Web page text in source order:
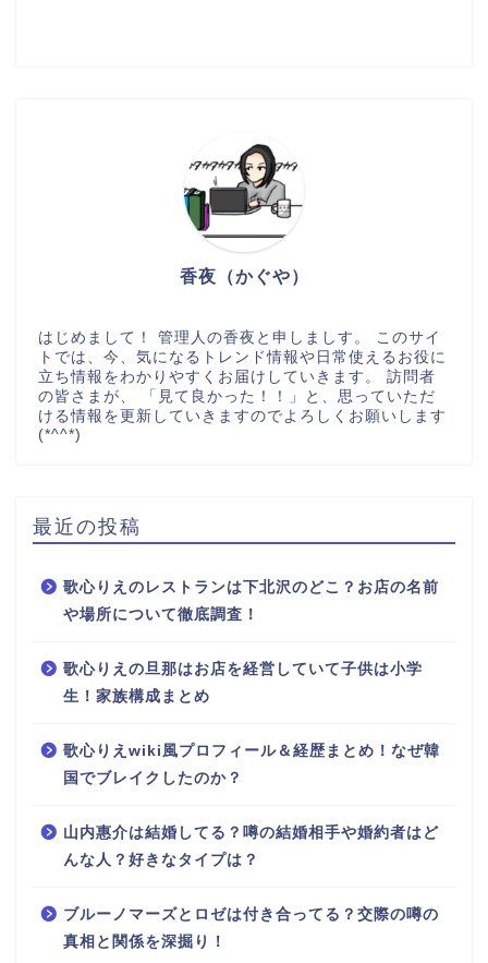
香夜（かぐや）
はじめまして！ 管理人の香夜と申しましす。 このサイ
トでは、今、気になるトレンド情報や日常使えるお役に
立ち情報をわかりやすくお届けしていきます。 訪問者
の皆さまが、 「見て良かった！！」と、思っていただ
ける情報を更新していきますのでよろしくお願いします
(*^^*)
最近の投稿
歌心りえのレストランは下北沢のどこ？お店の名前
や場所について徹底調査！
歌心りえの旦那はお店を経営していて子供は小学
生！家族構成まとめ
歌心りえwiki風プロフィール＆経歴まとめ！なぜ韓
国でブレイクしたのか？
山内惠介は結婚してる？噂の結婚相手や婚約者はど
んな人？好きなタイプは？
ブルーノマーズとロゼは付き合ってる？交際の噂の
真相と関係を深掘り！